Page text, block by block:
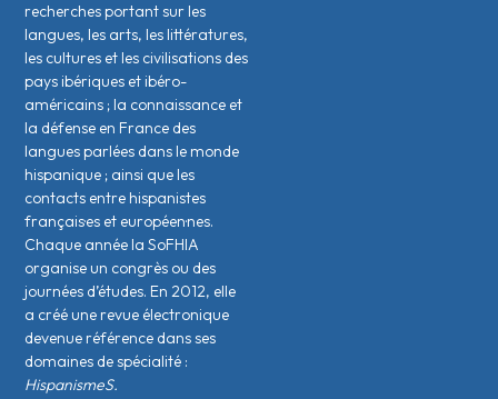
recherches portant sur les
langues, les arts, les littératures,
les cultures et les civilisations des
pays ibériques et ibéro-
américains ; la connaissance et
la défense en France des
langues parlées dans le monde
hispanique ; ainsi que les
contacts entre hispanistes
français·es et européen·nes.
Chaque année la SoFHIA
organise un congrès ou des
journées d’études. En 2012, elle
a créé une revue électronique
devenue référence dans ses
domaines de spécialité :
HispanismeS.